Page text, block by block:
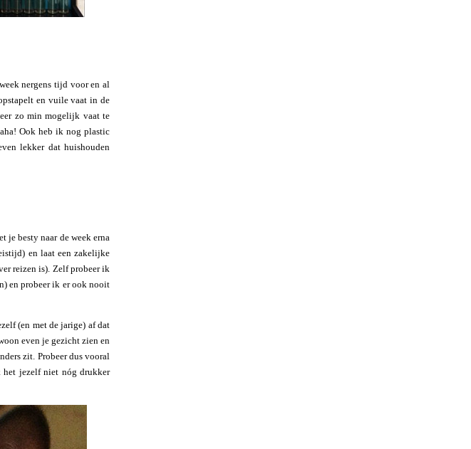
nergens tijd voor en al
en vuile vaat in de
zo min mogelijk vaat te
Ook heb ik nog plastic
lekker dat huishouden
je besty naar de week erna
en laat een zakelijke
reizen is). Zelf probeer ik
en probeer ik er ook nooit
(en met de jarige) af dat
even je gezicht zien en
zit. Probeer dus vooral
het jezelf niet nóg drukker